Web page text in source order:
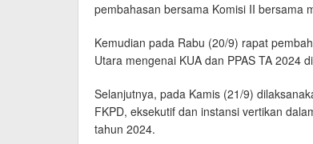
pembahasan bersama Komisi II bersama
Kemudian pada Rabu (20/9) rapat
Utara mengenai KUA dan PPAS TA 2024
Selanjutnya, pada Kamis (21/9)
FKPD, eksekutif dan instansi vertikan
tahun 2024.